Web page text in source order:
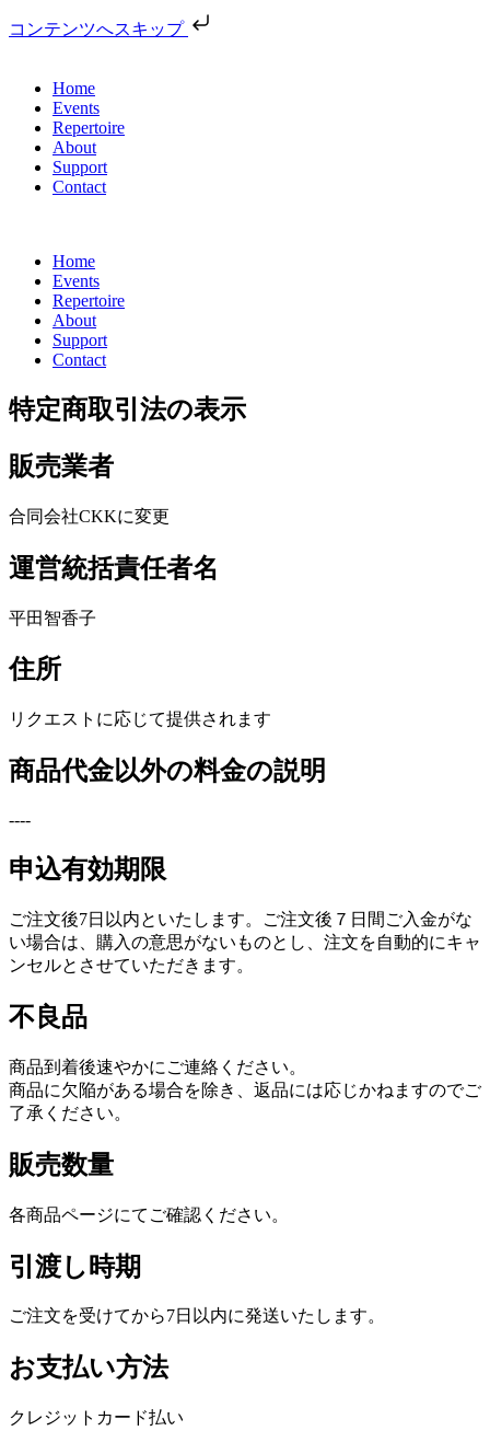
コンテンツへスキップ
Home
Events
Repertoire
About
Support
Contact
Home
Events
Repertoire
About
Support
Contact
特定商取引法の表示
販売業者
合同会社CKKに変更
運営統括責任者名
平田智香子
住所
リクエストに応じて提供されます
商品代金以外の料金の説明
----
申込有効期限
ご注文後7日以内といたします。ご注文後７日間ご入金がな
い場合は、購入の意思がないものとし、注文を自動的にキャ
ンセルとさせていただきます。
不良品
商品到着後速やかにご連絡ください。
商品に欠陥がある場合を除き、返品には応じかねますのでご
了承ください。
販売数量
各商品ページにてご確認ください。
引渡し時期
ご注文を受けてから7日以内に発送いたします。
お支払い方法
クレジットカード払い